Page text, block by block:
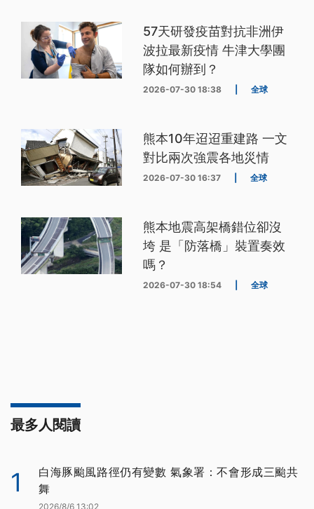
57天研發疫苗對抗非洲伊
波拉最新疫情 牛津大學團
隊如何辦到？
2026-07-30 18:38 全球
熊本10年迢迢重建路 一文
對比兩次強震各地災情
2026-07-30 16:37 全球
熊本地震高架橋錯位卻沒
垮 是「防落橋」裝置奏效
嗎？
2026-07-30 18:54 全球
最多人閱讀
1
白海豚颱風路徑仍有變數 氣象署：不會形成三颱共
舞
2026/8/6 13:02